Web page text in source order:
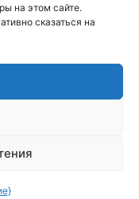
на этом сайте.
сказаться на
соцсетях
2026